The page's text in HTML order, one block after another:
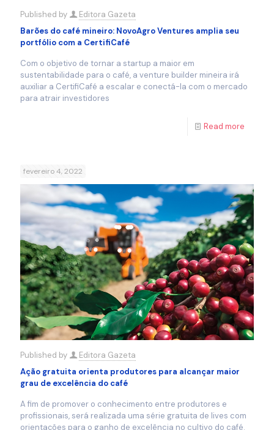
Published by
Editora Gazeta
Barões do café mineiro: NovoAgro Ventures amplia seu
portfólio com a CertifiCafé
Com o objetivo de tornar a startup a maior em
sustentabilidade para o café, a venture builder mineira irá
auxiliar a CertifiCafé a escalar e conectá-la com o mercado
para atrair investidores
Read more
fevereiro 4, 2022
Published by
Editora Gazeta
Ação gratuita orienta produtores para alcançar maior
grau de excelência do café
A fim de promover o conhecimento entre produtores e
profissionais, será realizada uma série gratuita de lives com
orientações para o ganho de excelência no cultivo do café.